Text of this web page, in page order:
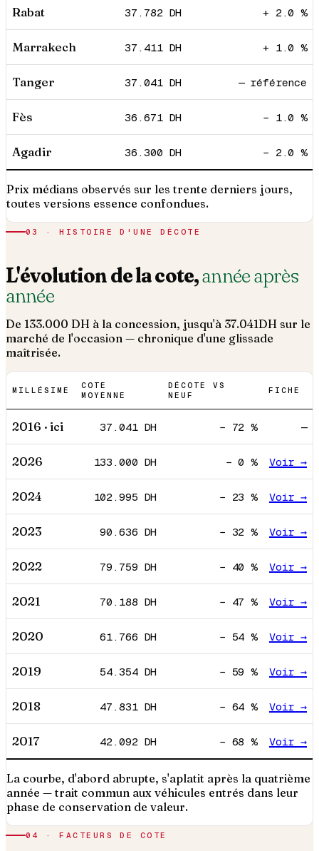
Rabat 37.782 DH + 2.0 %
Marrakech 37.411DH + 1.0 %
Tanger 37.041DH — référence
Fès 36.671DH − 1.0 %
Agadir 36.300 DH − 2.0 %
Prix médians observés sur les trente derniers jours,
toutes versions essence confondues.
03 · HISTOIRE D'UNE DÉCOTE
L'évolution de la cote,année après
année
De 133.000 DH à la concession, jusqu'à 37.041DH sur le
marché de l'occasion — chronique d'une glissade
maîtrisée.
MILLÉSIME
COTE
MOYENNE
DÉCOTE VS
NEUF
FICHE
2016 · ici 37.041DH − 72 % —
2026 133.000 DH −0 % Voir →
2024 102.995 DH − 23 % Voir →
2023 90.636 DH − 32 % Voir →
2022 79.759 DH − 40 % Voir →
2021 70.188 DH − 47 % Voir →
2020 61.766 DH − 54 % Voir →
2019 54.354DH − 59 % Voir →
2018 47.831DH − 64 % Voir →
2017 42.092 DH − 68 % Voir →
La courbe, d'abord abrupte, s'aplatit après la quatrième
année — trait commun aux véhicules entrés dans leur
phase de conservation de valeur.
04 · FACTEURS DE COTE